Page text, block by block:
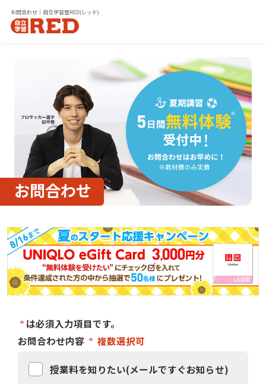
お問合わせ｜自立学習塾RED(レッド)
お問合わせ
は必須入力項目です。
お問合わせ内容
複数選択可
授業料を知りたい(メールですぐお知らせ)